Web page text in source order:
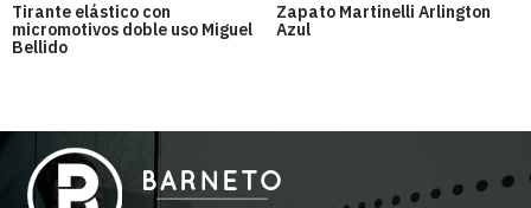
Tirante elástico con
micromotivos doble uso Miguel
Bellido
Zapato Martinelli Arlington
Azul